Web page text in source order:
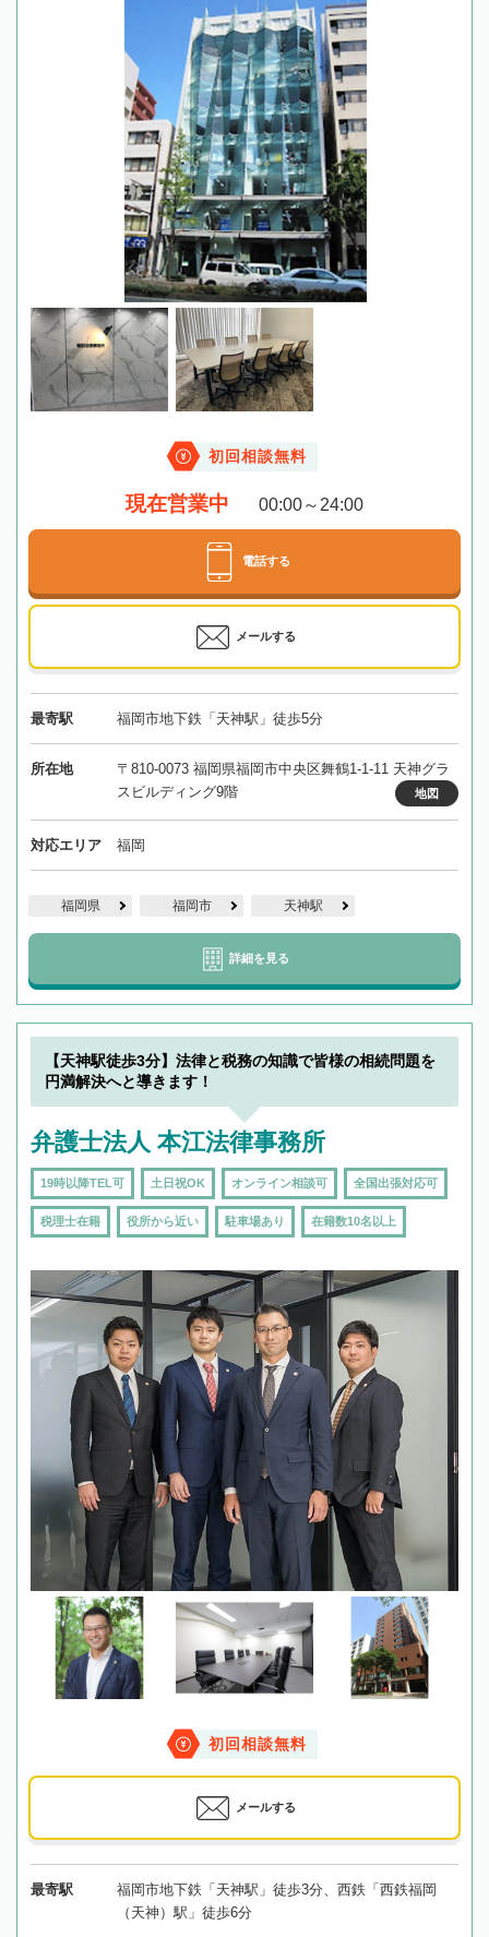
初回相談無料
現在営業中 00:00～24:00
電話する
メールする
最寄駅 福岡市地下鉄「天神駅」徒歩5分
所在地
〒810-0073 福岡県福岡市中央区舞鶴1-1-11 天神グラ
スビルディング9階
地図
対応エリア 福岡
福岡県 福岡市 天神駅
詳細を見る
【天神駅徒歩3分】法律と税務の知識で皆様の相続問題を
円満解決へと導きます！
弁護士法人 本江法律事務所
19時以降TEL可 土日祝OK オンライン相談可 全国出張対応可
税理士在籍 役所から近い 駐車場あり 在籍数10名以上
初回相談無料
メールする
最寄駅
福岡市地下鉄「天神駅」徒歩3分、西鉄「西鉄福岡
（天神）駅」徒歩6分